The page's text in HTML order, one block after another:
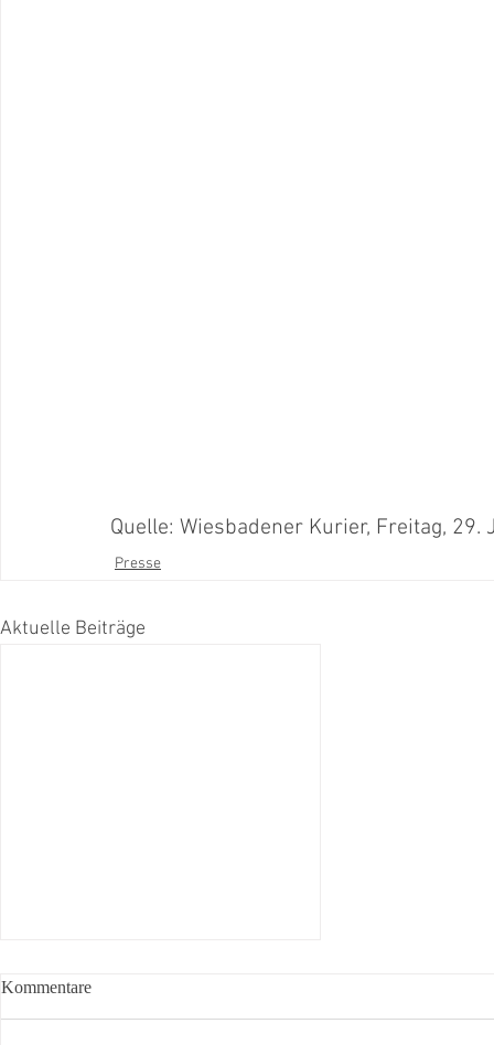
Quelle: Wiesbadener Kurier, Freitag, 29.
Presse
Aktuelle Beiträge
Kommentare